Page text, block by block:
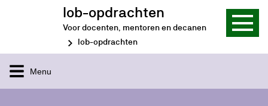
lob-opdrachten
Voor docenten, mentoren en decanen
lob-opdrachten
Menu